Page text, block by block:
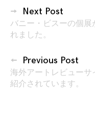
投
稿
ナ
ゲ
ー
シ
Next Post
バニー・ビスーの個展
れました。
Previous Post
海外アートレビュー
紹介されています。